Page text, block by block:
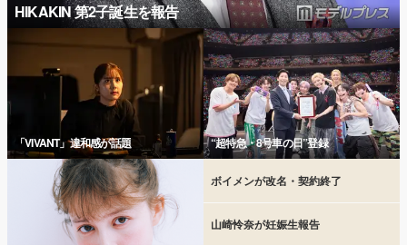
HIKAKIN 第2子誕生を報告
「VIVANT」違和感が話題 “超特急・8号車の日”登録
ボイメンが改名・契約終了
山崎怜奈が妊娠生報告